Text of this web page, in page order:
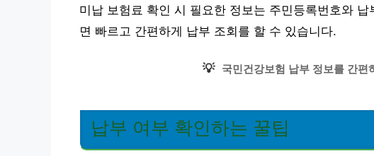
미납 보험료 확인 시 필요한 정보는 주민등록번호와
면 빠르고 간편하게 납부 조회를 할 수 있습니다.
💡 국민건강보험 납부 정보를 간편
납부 여부 확인하는 꿀팁